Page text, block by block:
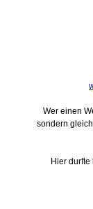
Wer einen
sondern
Hier